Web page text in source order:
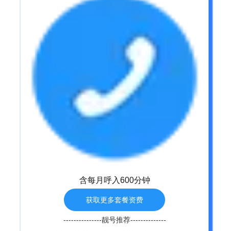
含每月呼入600分钟
获取更多套餐资费
---------------靓号推荐--------------